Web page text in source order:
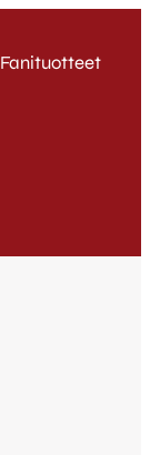
Fanituotteet